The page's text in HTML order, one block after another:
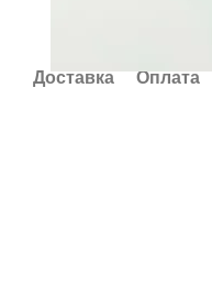
Доставка Оплата